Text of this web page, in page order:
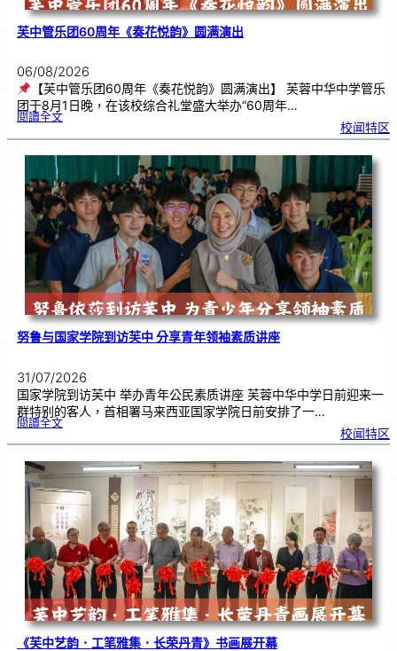
芙中管乐团60周年《奏花悦韵》圆满演出
06/08/2026
【芙中管乐团60周年《奏花悦韵》圆满演出】 芙蓉中华中学管乐
团于8月1日晚，在该校综合礼堂盛大举办“60周年…
閱讀全文:芙
乐
6
0
《
奏
花
悦
韵
》
圆
满
演
出
校闻特区
努鲁与国家学院到访芙中 分享青年领袖素质讲座
31/07/2026
国家学院到访芙中 举办青年公民素质讲座 芙蓉中华中学日前迎来一
群特别的客人，首相署马来西亚国家学院日前安排了一…
閱讀全文:努
国
学
院
到
访
中
分
享
青
年
领
袖
素
质
讲
座
校闻特区
《芙中艺韵．工笔雅集．长荣丹青》书画展开幕